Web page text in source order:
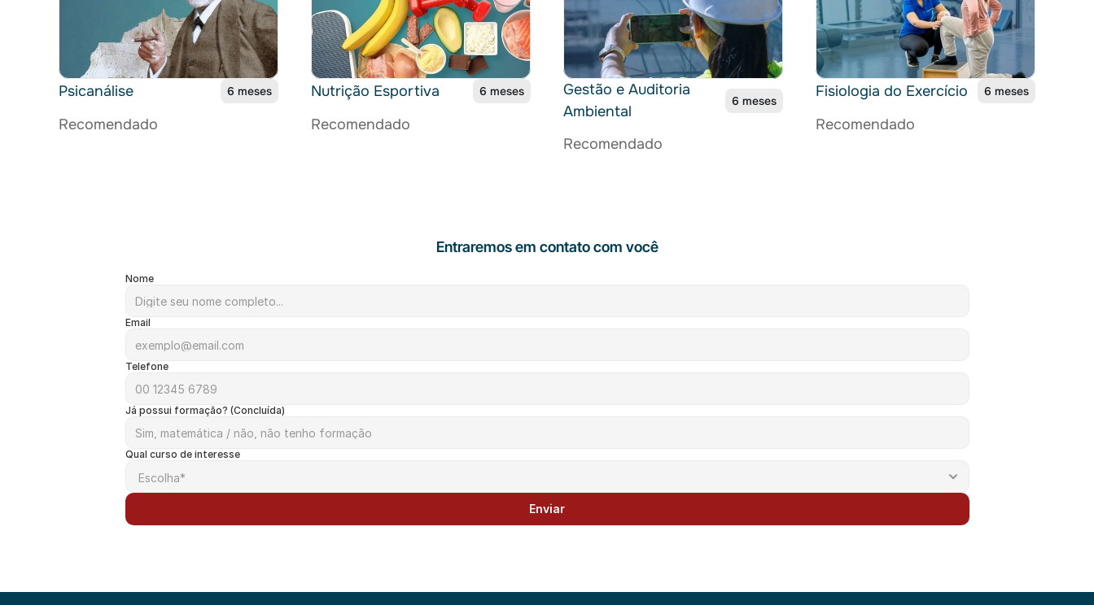
Psicanálise 6 meses
Recomendado
Nutrição Esportiva 6 meses
Recomendado
Gestão e Auditoria
Ambiental
6 meses
Recomendado
Fisiologia do Exercício 6 meses
Recomendado
Entraremos em contato com você
Nome
Email
Telefone
Já possui formação? (Concluída)
Qual curso de interesse
Enviar